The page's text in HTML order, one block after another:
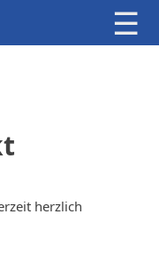
☰
herzlich